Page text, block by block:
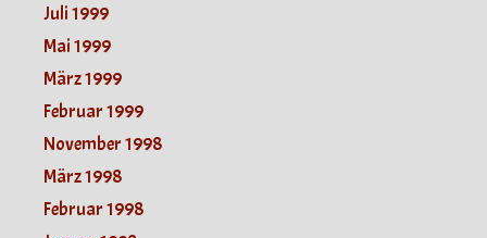
Juli 1999
Mai 1999
März 1999
Februar 1999
November 1998
März 1998
Februar 1998